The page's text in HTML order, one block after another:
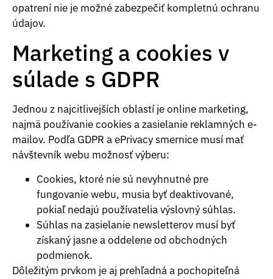
opatrení nie je možné zabezpečiť kompletnú ochranu
údajov.
Marketing a cookies v
súlade s GDPR
Jednou z najcitlivejších oblastí je online marketing,
najmä používanie cookies a zasielanie reklamných e-
mailov. Podľa GDPR a ePrivacy smernice musí mať
návštevník webu možnosť výberu:
Cookies, ktoré nie sú nevyhnutné pre
fungovanie webu, musia byť deaktivované,
pokiaľ nedajú používatelia výslovný súhlas.
Súhlas na zasielanie newsletterov musí byť
získaný jasne a oddelene od obchodných
podmienok.
Dôležitým prvkom je aj prehľadná a pochopiteľná